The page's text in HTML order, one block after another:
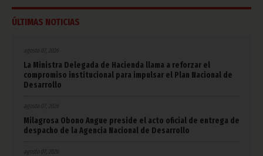
ÚLTIMAS NOTICIAS
agosto 07, 2026
La Ministra Delegada de Hacienda llama a reforzar el
compromiso institucional para impulsar el Plan Nacional de
Desarrollo
agosto 07, 2026
Milagrosa Obono Angue preside el acto oficial de entrega de
despacho de la Agencia Nacional de Desarrollo
agosto 07, 2026